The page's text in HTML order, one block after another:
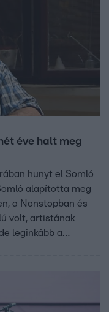
éve halt meg
hunyt el Somló
alapította meg
a Nonstopban és
volt, artistának
leginkább a
aki nagyon szerette
sosem.
ahol a nézők